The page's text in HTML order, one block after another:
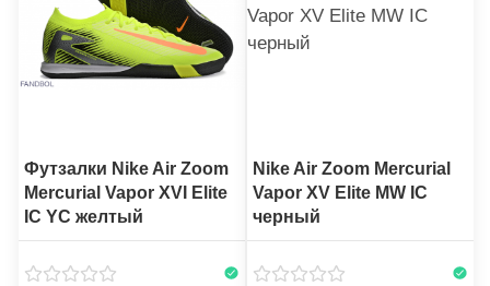
Футзалки Nike Air Zoom
Mercurial Vapor XVI Elite
IC YC желтый
Nike Air Zoom Mercurial
Vapor XV Elite MW IC
черный